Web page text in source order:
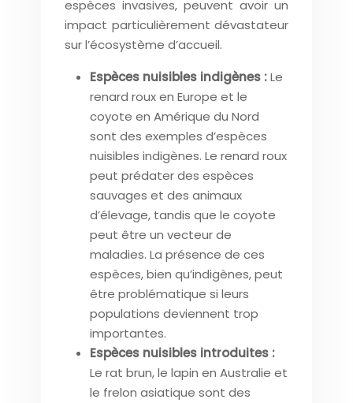
espèces invasives, peuvent avoir un
impact particulièrement dévastateur
sur l’écosystème d’accueil.
Espèces nuisibles indigènes :Le
renard roux en Europe et le
coyote en Amérique du Nord
sont des exemples d’espèces
nuisibles indigènes. Le renard roux
peut prédater des espèces
sauvages et des animaux
d’élevage, tandis que le coyote
peut être un vecteur de
maladies. La présence de ces
espèces, bien qu’indigènes, peut
être problématique si leurs
populations deviennent trop
importantes.
Espèces nuisibles introduites :
Le rat brun, le lapin en Australie et
le frelon asiatique sont des